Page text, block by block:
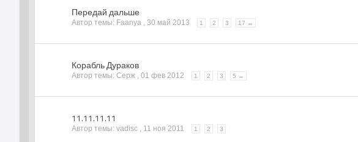
Передай дальше
Автор темы: Faanya ,30 май 2013 1 2 3 17 →
Корабль Дураков
Автор темы: Серж ,01 фев 2012 1 2 3 5 →
11.11.11.11
Автор темы: vadisc , 11 ноя 2011 1 2 3